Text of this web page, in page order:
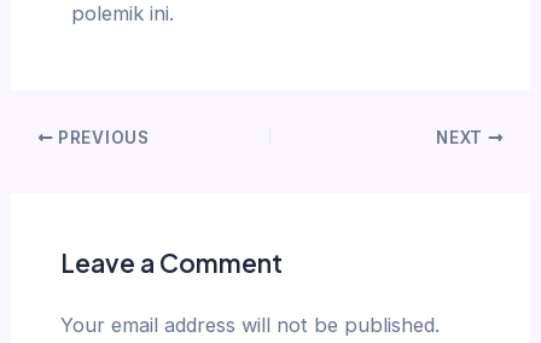
polemik ini.
PREVIOUS NEXT
Leave a Comment
Your email address will not be published.